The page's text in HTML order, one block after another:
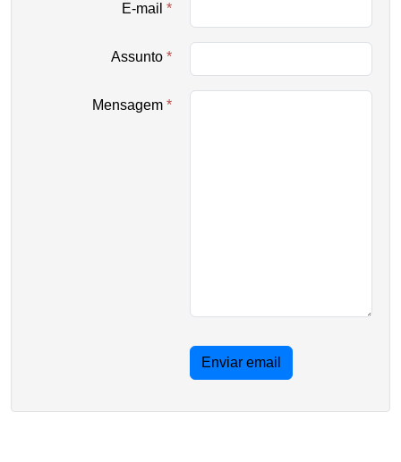
E-mail *
Assunto *
Mensagem *
Enviar email